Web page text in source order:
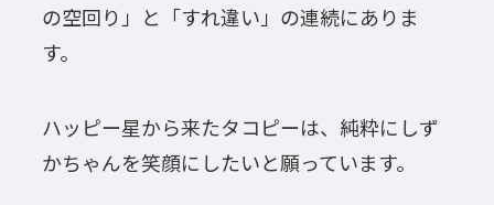
の空回り」と「すれ違い」の連続にありま
す。
ハッピー星から来たタコピーは、純粋にしず
かちゃんを笑顔にしたいと願っています。